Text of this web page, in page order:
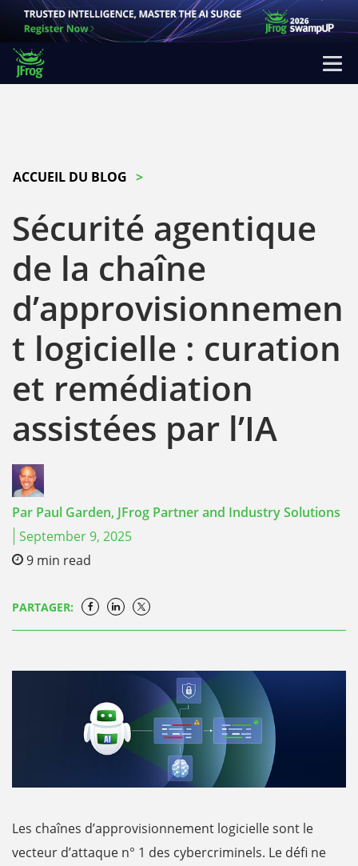
ACCUEIL DU BLOG
Sécurité agentique
de la chaîne
d’approvisionnemen
t logicielle : curation
et remédiation
assistées par l’IA
Par Paul Garden, JFrog Partner and Industry Solutions
September 9, 2025
9 min read
PARTAGER:
Les chaînes d’approvisionnement logicielle sont le
vecteur d’attaque n° 1 des cybercriminels. Le défi ne